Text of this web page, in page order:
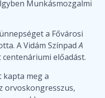
Munkásmozgalmi
a Fővárosi
A Vidám SzínpadA
előadást.
kapta meg a
orvoskongresszus,